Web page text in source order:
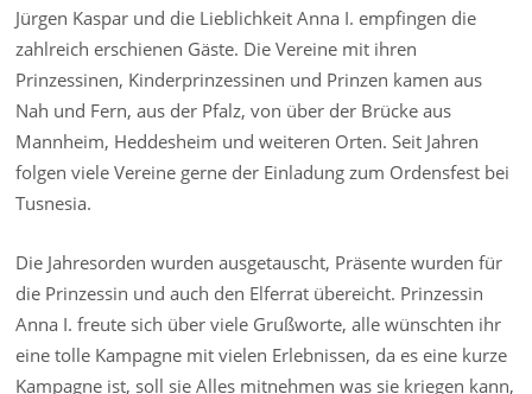
Jürgen Kaspar und die Lieblichkeit Anna I. empfingen die
zahlreich erschienen Gäste. Die Vereine mit ihren
Prinzessinen, Kinderprinzessinen und Prinzen kamen aus
Nah und Fern, aus der Pfalz, von über der Brücke aus
Mannheim, Heddesheim und weiteren Orten. Seit Jahren
folgen viele Vereine gerne der Einladung zum Ordensfest bei
Tusnesia.
Die Jahresorden wurden ausgetauscht, Präsente wurden für
die Prinzessin und auch den Elferrat übereicht. Prinzessin
Anna I. freute sich über viele Grußworte, alle wünschten ihr
eine tolle Kampagne mit vielen Erlebnissen, da es eine kurze
Kampagne ist, soll sie Alles mitnehmen was sie kriegen kann,